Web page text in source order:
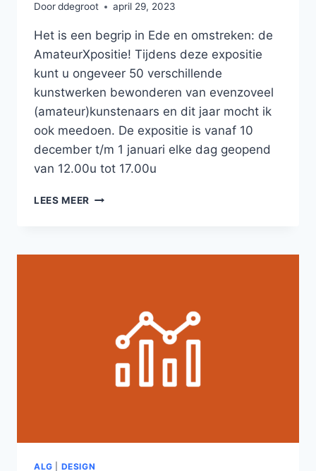
Doorddegroot april 29, 2023
Het is een begrip in Ede en omstreken: de
AmateurXpositie! Tijdens deze expositie
kunt u ongeveer 50 verschillende
kunstwerken bewonderen van evenzoveel
(amateur)kunstenaars en dit jaar mocht ik
ook meedoen. De expositie is vanaf 10
december t/m 1 januari elke dag geopend
van 12.00u tot 17.00u
LEES MEER AMATEURXPOSITIE
ALG DESIGN